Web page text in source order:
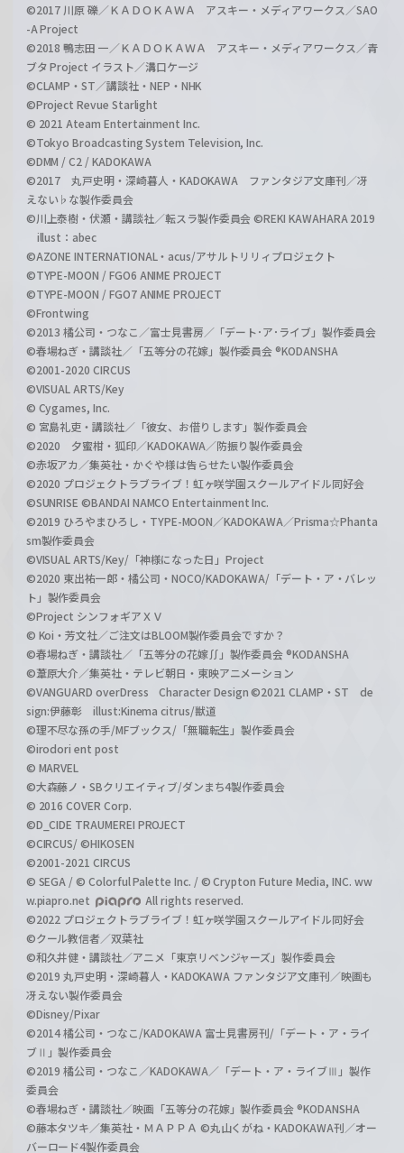
©2017 川原 礫／ＫＡＤＯＫＡＷＡ アスキー・メディアワークス／SAO
-A Project
©2018 鴨志田 一／ＫＡＤＯＫＡＷＡ アスキー・メディアワークス／青
ブタ Project イラスト／溝口ケージ
©CLAMP・ST／講談社・NEP・NHK
©Project Revue Starlight
© 2021 Ateam Entertainment Inc.
©Tokyo Broadcasting System Television, Inc.
©DMM / C2 / KADOKAWA
©2017 丸戸史明・深崎暮人・KADOKAWA ファンタジア文庫刊／冴
えない♭な製作委員会
©川上泰樹・伏瀬・講談社／転スラ製作委員会 ©REKI KAWAHARA 2019
illust：abec
©AZONE INTERNATIONAL・acus/アサルトリリィプロジェクト
©TYPE-MOON / FGO6 ANIME PROJECT
©TYPE-MOON / FGO7 ANIME PROJECT
©Frontwing
©2013 橘公司・つなこ／富士見書房／「デート･ア･ライブ」製作委員会
©春場ねぎ・講談社／「五等分の花嫁」製作委員会 ®KODANSHA
©2001-2020 CIRCUS
©VISUAL ARTS/Key
© Cygames, Inc.
© 宮島礼吏・講談社／「彼女、お借りします」製作委員会
©2020 夕蜜柑・狐印／KADOKAWA／防振り製作委員会
©赤坂アカ／集英社・かぐや様は告らせたい製作委員会
©2020 プロジェクトラブライブ！虹ヶ咲学園スクールアイドル同好会
©SUNRISE ©BANDAI NAMCO Entertainment Inc.
©2019 ひろやまひろし・TYPE-MOON／KADOKAWA／Prisma☆Phanta
sm製作委員会
©VISUAL ARTS/Key/「神様になった日」Project
©2020 東出祐一郎・橘公司・NOCO/KADOKAWA/「デート・ア・バレッ
ト」製作委員会
©Project シンフォギアＸＶ
© Koi・芳文社／ご注文はBLOOM製作委員会ですか？
©春場ねぎ・講談社／「五等分の花嫁∬」製作委員会 ®KODANSHA
©葦原大介／集英社・テレビ朝日・東映アニメーション
©VANGUARD overDress Character Design ©2021 CLAMP・ST de
sign:伊藤彰 illust:Kinema citrus/獣道
©理不尽な孫の手/MFブックス/「無職転生」製作委員会
©irodori ent post
© MARVEL
©大森藤ノ・SBクリエイティブ/ダンまち4製作委員会
© 2016 COVER Corp.
©D_CIDE TRAUMEREI PROJECT
©CIRCUS/ ©HIKOSEN
©2001-2021 CIRCUS
© SEGA / © Colorful Palette Inc. / © Crypton Future Media, INC. ww
w.piapro.net
All rights reserved.
©2022 プロジェクトラブライブ！虹ヶ咲学園スクールアイドル同好会
©クール教信者／双葉社
©和久井健・講談社／アニメ「東京リベンジャーズ」製作委員会
©2019 丸戸史明・深崎暮人・KADOKAWA ファンタジア文庫刊／映画も
冴えない製作委員会
©Disney/Pixar
©2014 橘公司・つなこ/KADOKAWA 富士見書房刊/「デート・ア・ライ
ブⅡ」製作委員会
©2019 橘公司・つなこ／KADOKAWA／「デート・ア・ライブⅢ」製作
委員会
©春場ねぎ・講談社／映画「五等分の花嫁」製作委員会 ®KODANSHA
©藤本タツキ／集英社・ＭＡＰＰＡ ©丸山くがね・KADOKAWA刊／オー
バーロード4製作委員会